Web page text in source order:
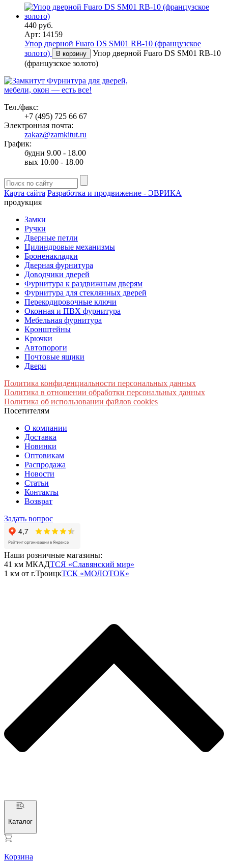
440 руб.
Арт: 14159
Упор дверной Fuaro DS SM01 RB-10 (французское
золото)
В корзину
Упор дверной Fuaro DS SM01 RB-10
(французское золото)
Фурнитура для дверей,
мебели, окон — есть все!
Тел./факс:
+7 (495) 725 66 67
Электронная почта:
zakaz@zamkitut.ru
График:
будни 9.00 - 18.00
вых 10.00 - 18.00
Карта сайта Разработка и продвижение - ЭВРИКА
продукция
Замки
Ручки
Дверные петли
Цилиндровые механизмы
Броненакладки
Дверная фурнитура
Доводчики дверей
Фурнитура к раздвижным дверям
Фурнитура для стеклянных дверей
Перекодировочные ключи
Оконная и ПВХ фурнитура
Мебельная фурнитура
Кронштейны
Крючки
Автопороги
Почтовые ящики
Двери
Политика конфиденциальности персональных данных
Политика в отношении обработки персональных данных
Политика об использовании файлов cookies
Посетителям
О компании
Доставка
Новинки
Оптовикам
Распродажа
Новости
Статьи
Контакты
Возврат
Задать вопрос
Наши розничные магазины:
41 км МКАДТСЯ «Славянский мир»
1 км от г.ТроицкТСК «МОЛОТОК»
Каталог
Корзина